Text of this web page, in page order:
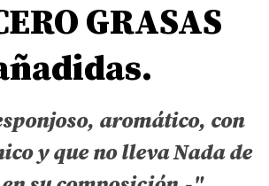
GRASAS
aromático, con
y que no lleva Nada de